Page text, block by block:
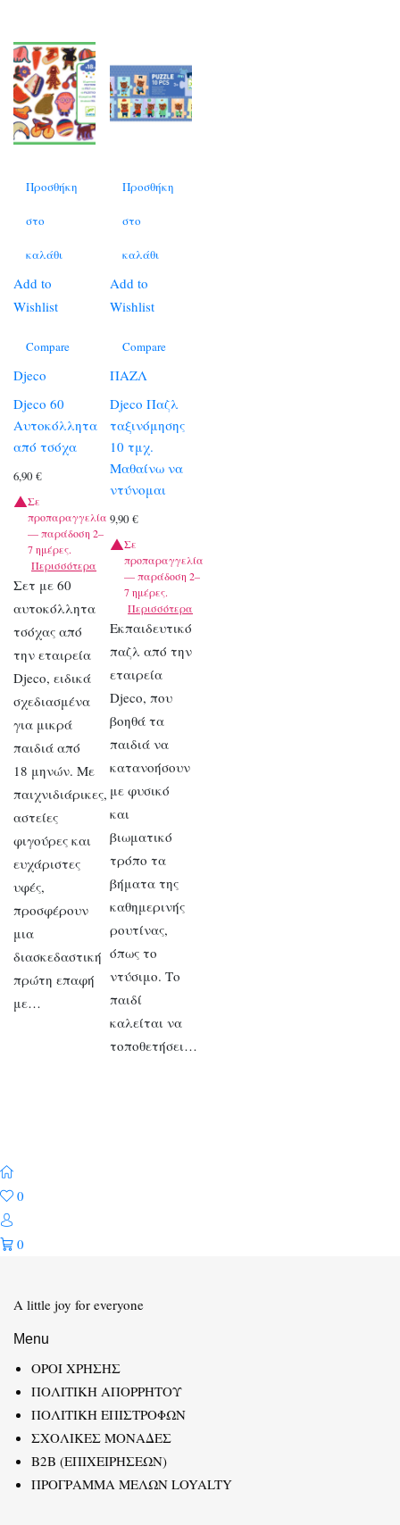
Προσθήκη
στο
καλάθι
Add to
Wishlist
Compare
Djeco
Djeco 60
Αυτοκόλλητα
από τσόχα
6,90 €
Σε
προπαραγγελία
— παράδοση 2–
7 ημέρες.
Περισσότερα
Σετ με 60
αυτοκόλλητα
τσόχας από
την εταιρεία
Djeco, ειδικά
σχεδιασμένα
για μικρά
παιδιά από
18 μηνών. Με
παιχνιδιάρικες,
αστείες
φιγούρες και
ευχάριστες
υφές,
προσφέρουν
μια
διασκεδαστική
πρώτη επαφή
με…
Προσθήκη
στο
καλάθι
Add to
Wishlist
Compare
ΠΑΖΛ
Djeco Παζλ
ταξινόμησης
10 τμχ.
Μαθαίνω να
ντύνομαι
9,90€
Σε
προπαραγγελία
— παράδοση 2–
7 ημέρες.
Περισσότερα
Εκπαιδευτικό
παζλ από την
εταιρεία
Djeco, που
βοηθά τα
παιδιά να
κατανοήσουν
με φυσικό
και
βιωματικό
τρόπο τα
βήματα της
καθημερινής
ρουτίνας,
όπως το
ντύσιμο. Το
παιδί
καλείται να
τοποθετήσει…
0
0
A little joy for everyone
Menu
ΟΡΟΙ ΧΡΗΣΗΣ
ΠΟΛΙΤΙΚΗ ΑΠΟΡΡΗΤΟΥ
ΠΟΛΙΤΙΚΗ ΕΠΙΣΤΡΟΦΩΝ
ΣΧΟΛΙΚΕΣ ΜΟΝΑΔΕΣ
B2B (ΕΠΙΧΕΙΡΗΣΕΩΝ)
ΠΡΟΓΡΑΜΜΑ ΜΕΛΩΝ LOYALTY